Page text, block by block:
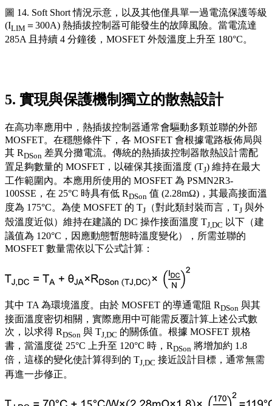
圖 14. Soft Short 情況示意，以及其他僅具單一過電流保護等級
(ILIM ＝300A) 熱插拔控制器可能發生的故障風險。當電流達
285A 且持續 4 分鐘後，MOSFET 外殼溫度上升至 180°C。
5. 實現與保護機制獨立的散熱設計
在高功率應用中，熱插拔控制器通常會驅動多顆並聯的外部
MOSFET。在穩態條件下，各 MOSFET 會根據電路板佈局與
其 RDSon 差異分攤電流。傳統的熱插拔控制器散熱設計需配
置足夠數量的 MOSFET，以確保其接面溫度 (TJ) 維持在最大
工作範圍內。本應用所使用的 MOSFET 為 PSMN2R3-
100SSE，在 25°C 時具有低 RDSon 值 (2.28mΩ)，其最高接面溫
度為 175°C。為使 MOSFET 的 TJ （對此類封裝而言，TJ 與外
殼溫度近似）維持在建議的 DC 操作接面溫度 TJ,DC 以下（建
議值為 120°C，因應動態暫態時溫度變化），所需並聯的
MOSFET 數量需依以下公式計算：
其中 TA 為環境溫度。由於 MOSFET 的導通電阻 RDSon 與其
接面溫度密切相關，實際應用中可能需反覆計算上述公式數
次，以求得 RDSon 與 TJ,DC 的關係值。根據 MOSFET 規格
書，當溫度從 25°C 上升至 120°C 時，RDSon 將增加約 1.8
倍，這樣的變化使計算得到的 TJ,DC 接近設計目標，通常無需
再進一步修正。